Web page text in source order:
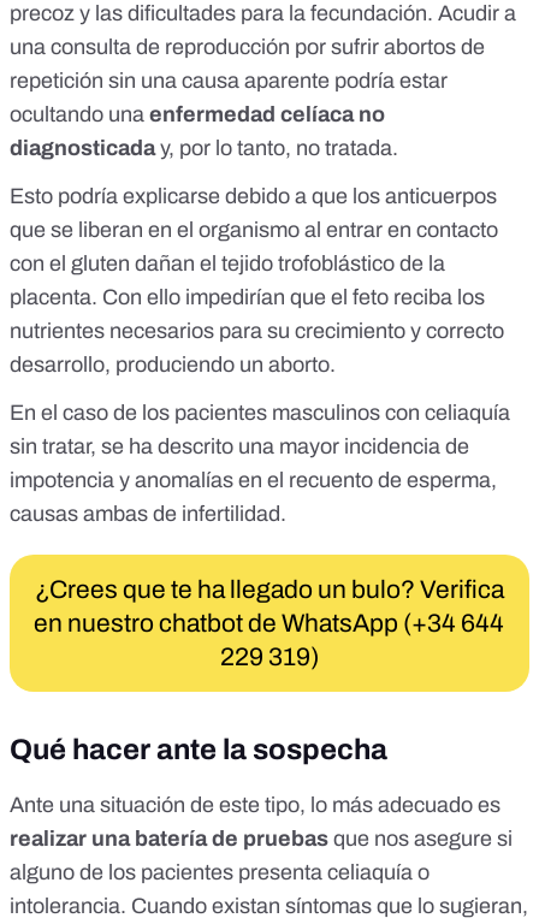
precoz y las dificultades para la fecundación. Acudir a
una consulta de reproducción por sufrir abortos de
repetición sin una causa aparente podría estar
ocultando una enfermedad celíaca no
diagnosticaday, por lo tanto, no tratada.
Esto podría explicarse debido a que los anticuerpos
que se liberan en el organismo al entrar en contacto
con el gluten dañan el tejido trofoblástico de la
placenta. Con ello impedirían que el feto reciba los
nutrientes necesarios para su crecimiento y correcto
desarrollo, produciendo un aborto.
En el caso de los pacientes masculinos con celiaquía
sin tratar, se ha descrito una mayor incidencia de
impotencia y anomalías en el recuento de esperma,
causas ambas de infertilidad.
¿Crees que te ha llegado un bulo? Verifica
en nuestro chatbot de WhatsApp (+34 644
229 319)
Qué hacer ante la sospecha
Ante una situación de este tipo, lo más adecuado es
realizar una batería de pruebas que nos asegure si
alguno de los pacientes presenta celiaquía o
intolerancia. Cuando existan síntomas que lo sugieran,